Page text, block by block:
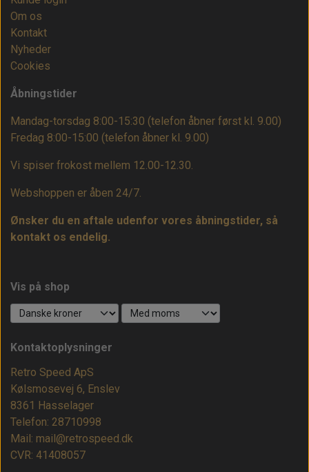
Om os
Kontakt
Nyheder
Cookies
Åbningstider
Mandag-torsdag 8:00-15:30 (telefon åbner først kl. 9.00)
Fredag 8:00-15:00 (telefon åbner kl. 9.00)
Vi spiser frokost mellem 12.00-12.30.
Webshoppen er åben 24/7.
Ønsker du en aftale udenfor vores åbningstider, så
kontakt os endelig.
Vis på shop
Kontaktoplysninger
Retro Speed ApS
Kølsmosevej 6, Enslev
8361 Hasselager
Telefon: 28710998
Mail: mail@retrospeed.dk
CVR: 41408057